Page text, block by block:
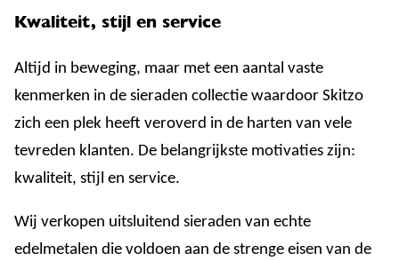
Kwaliteit, stijl en service
Altijd in beweging, maar met een aantal vaste
kenmerken in de sieraden collectie waardoor Skitzo
zich een plek heeft veroverd in de harten van vele
tevreden klanten. De belangrijkste motivaties zijn:
kwaliteit, stijl en service.
Wij verkopen uitsluitend sieraden van echte
edelmetalen die voldoen aan de strenge eisen van de